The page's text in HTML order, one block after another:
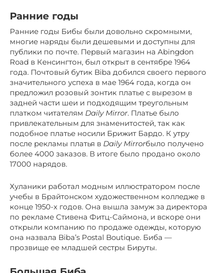
Ранние годы
Ранние годы Бибы были довольно скромными,
многие наряды были дешевыми и доступны для
публики по почте. Первый магазин на Abingdon
Road в Кенсингтон, был открыт в сентябре 1964
года. Почтовый бутик Biba добился своего первого
значительного успеха в мае 1964 года, когда он
предложил розовый зонтик платье с вырезом в
задней части шеи и подходящим треугольным
платком читателям Daily Mirror. Платье было
привлекательным для знаменитостей, так как
подобное платье носили Брижит Бардо. К утру
после рекламы платья в Daily Mirrorбыло получено
более 4000 заказов. В итоге было продано около
17000 нарядов.
Хуланики работал модным иллюстратором после
учебы в Брайтонском художественном колледже в
конце 1950-х годов. Она вышла замуж за директора
по рекламе Стивена Фитц-Саймона, и вскоре они
открыли компанию по продаже одежды, которую
она назвала Biba’s Postal Boutique. Биба —
прозвище ее младшей сестры Бируты.